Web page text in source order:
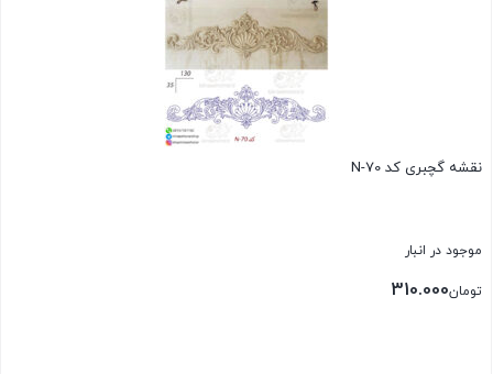
نقشه گچبری کد N-70
موجود در انبار
تومان310.000